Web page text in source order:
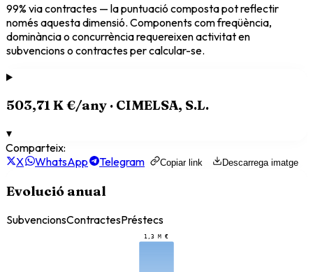
99% viacontractes — la puntuació composta pot reflectir
només aquesta dimensió. Components com freqüència,
dominància o concurrència requereixen activitat en
subvencions o contractes per calcular-se.
503,71 K €/any · CIMELSA, S.L.
▾
Comparteix:
X
WhatsApp Telegram Copiar link Descarrega imatge
Evolució anual
SubvencionsContractesPréstecs
1,3 M €